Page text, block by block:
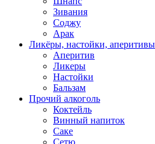
Зивания
Соджу
Арак
Ликёры, настойки,
Аперитив
Ликеры
Настойки
Бальзам
Прочий алкоголь
Коктейль
Винный напиток
Саке
Сетю